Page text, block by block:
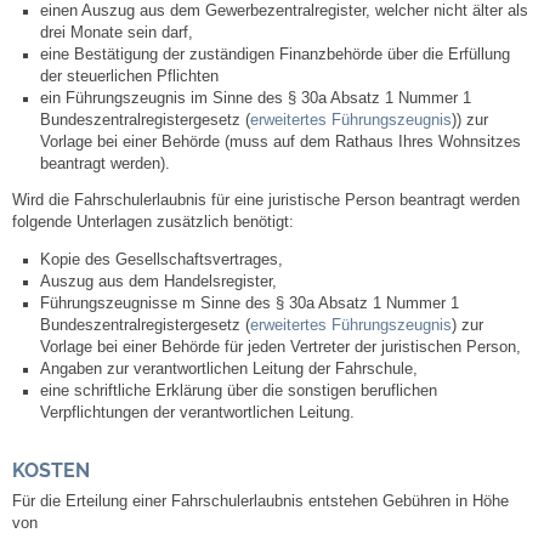
Kindergärten
Musikschule
Kirchen & Religionen
Evangelische Kirchengemeinde
Katholische Kirchengemeinde
Neuapostolische Kirche
Hallen & Säle
Sporthalle Greuth
einen Auszug aus dem Gewerbezentralregister, welcher nicht älter als
drei Monate sein darf,
eine Bestätigung der zuständigen Finanzbehörde über die Erfüllung
der steuerlichen Pflichten
ein Führungszeugnis im Sinne des § 30a Absatz 1 Nummer 1
Bundeszentralregistergesetz (erweitertes Führungszeugnis)) zur
Vorlage bei einer Behörde (muss auf dem Rathaus Ihres Wohnsitzes
beantragt werden).
Wird die Fahrschulerlaubnis für eine juristische Person beantragt werden
folgende Unterlagen zusätzlich benötigt:
Kopie des Gesellschaftsvertrages,
Auszug aus dem Handelsregister,
Führungszeugnisse m Sinne des § 30a Absatz 1 Nummer 1
Bundeszentralregistergesetz (erweitertes Führungszeugnis)zur
Vorlage bei einer Behördefür jeden Vertreter der juristischen Person,
Angaben zur verantwortlichen Leitung der Fahrschule,
eine schriftliche Erklärung über die sonstigen beruflichen
Verpflichtungen der verantwortlichen Leitung.
KOSTEN
Für die Erteilung einer Fahrschulerlaubnis entstehen Gebühren in Höhe
von